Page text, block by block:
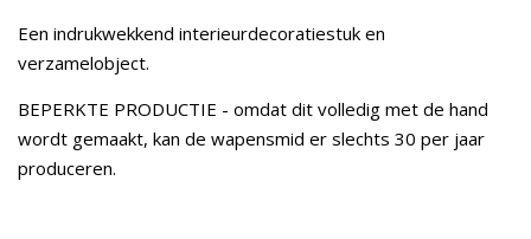
Een indrukwekkend interieurdecoratiestuk en
verzamelobject.
BEPERKTE PRODUCTIE - omdat dit volledig met de hand
wordt gemaakt, kan de wapensmid er slechts 30 per jaar
produceren.